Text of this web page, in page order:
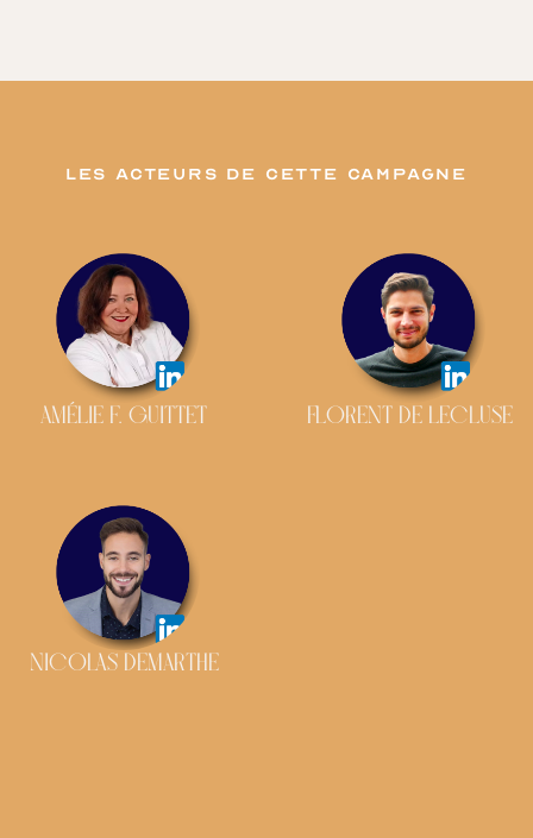
les acteurs de cette campagne
AMÉLIE F. GUITTET FLORENT DE LECLUSE
NICOLAS DEMARTHE